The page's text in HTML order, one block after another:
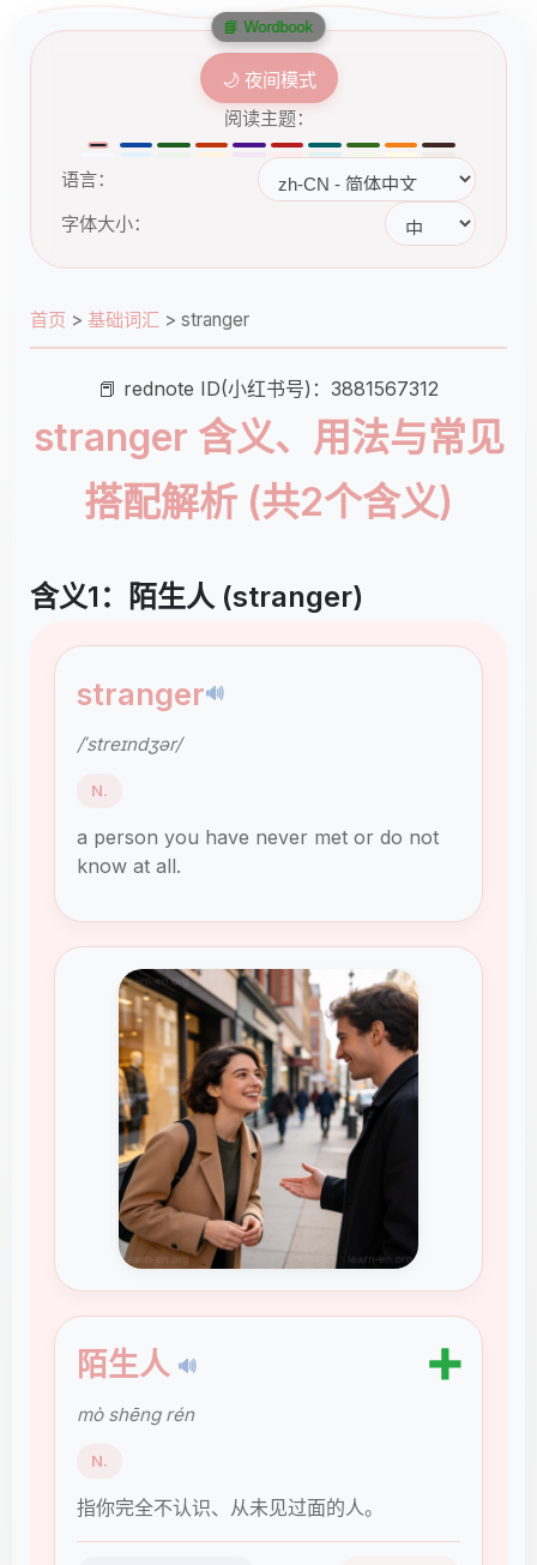
🌙 夜间模式
阅读主题：
语言：
字体大小：
首页 > 基础词汇 > stranger
📕 rednote ID(小红书号)：3881567312
stranger 含义、用法与常见
搭配解析 (共2个含义)
含义1：陌生人 (stranger)
stranger🔊
/ˈstreɪndʒər/
N.
a person you have never met or do not
know at all.
陌生人 🔊 ➕
mò shēng rén
N.
指你完全不认识、从未见过面的人。
📘 Wordbook